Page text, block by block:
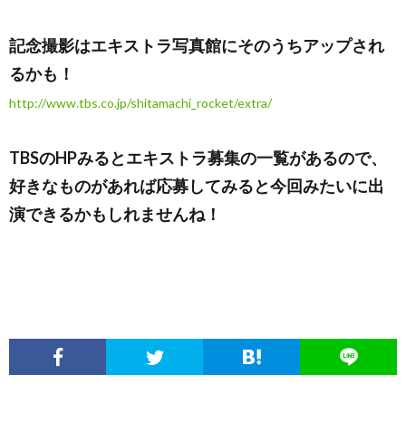
記念撮影はエキストラ写真館にそのうちアップされ
るかも！
http://www.tbs.co.jp/shitamachi_rocket/extra/
TBSのHPみるとエキストラ募集の一覧があるので、
好きなものがあれば応募してみると今回みたいに出
演できるかもしれませんね！